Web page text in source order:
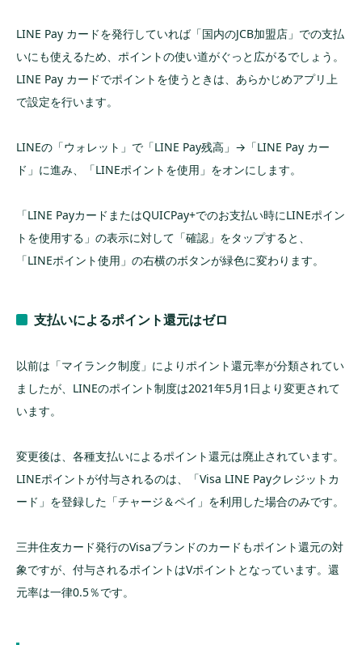
LINE Pay カードを発行していれば「国内のJCB加盟店」での支払
いにも使えるため、ポイントの使い道がぐっと広がるでしょう。
LINE Pay カードでポイントを使うときは、あらかじめアプリ上
で設定を行います。
LINEの「ウォレット」で「LINE Pay残高」→「LINE Pay カー
ド」に進み、「LINEポイントを使用」をオンにします。
「LINE PayカードまたはQUICPay+でのお支払い時にLINEポイン
トを使用する」の表示に対して「確認」をタップすると、
「LINEポイント使用」の右横のボタンが緑色に変わります。
支払いによるポイント還元はゼロ
以前は「マイランク制度」によりポイント還元率が分類されてい
ましたが、LINEのポイント制度は2021年5月1日より変更されて
います。
変更後は、各種支払いによるポイント還元は廃止されています。
LINEポイントが付与されるのは、「Visa LINE Payクレジットカ
ード」を登録した「チャージ＆ペイ」を利用した場合のみです。
三井住友カード発行のVisaブランドのカードもポイント還元の対
象ですが、付与されるポイントはVポイントとなっています。還
元率は一律0.5％です。